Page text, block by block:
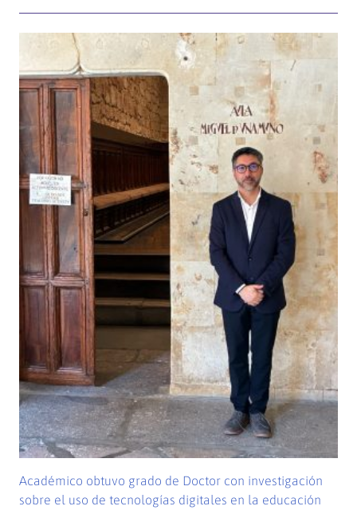
Académico obtuvo grado de Doctor con investigación
sobre el uso de tecnologías digitales en la educación